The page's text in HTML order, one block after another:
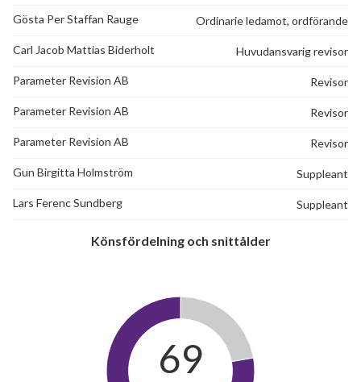
Gösta Per Staffan Rauge Ordinarie ledamot, ordförande
Carl Jacob Mattias Biderholt Huvudansvarig revisor
Parameter Revision AB Revisor
Parameter Revision AB Revisor
Parameter Revision AB Revisor
Gun Birgitta Holmström Suppleant
Lars Ferenc Sundberg Suppleant
Könsfördelning och snittålder
69